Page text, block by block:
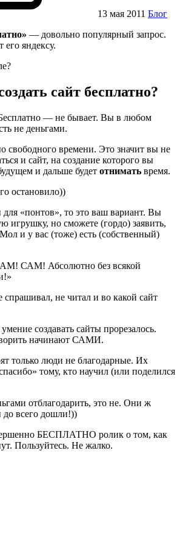
13 мая 2011 Блог
— довольно популярный запрос.
яндексу.
сайт бесплатно?
— не бывает. Вы в любом
не деньгами.
свободного времени. Это значит вы не
и сайт, на создание которого вы
и дальше будет отнимать время.
остановило))
«понтов», то это ваш вариант. Вы
игрушку, но сможете (гордо) заявить,
и у вас (тоже) есть (собственный)
САМ! Абсолютно без всякой
спрашивал, не читал и во какой сайт
создавать сайты прорезалось.
начинают САМИ.
только люди не благодарные. Их
тому, кто научил (или поделился
отблагодарить, это не. Они ж
всего дошли!))
БЕСПЛАТНО ролик о том, как
Пользуйтесь. Не жалко.